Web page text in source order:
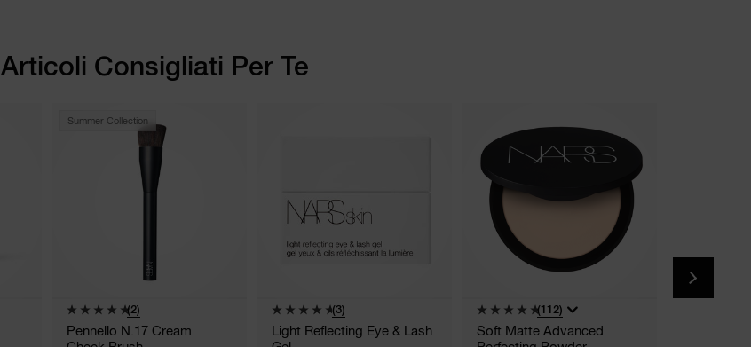
Articoli Consigliati Per Te
Summer Collection
(2)
Pennello N.17 Cream
(3)
Light Reflecting Eye & Lash
(112)
Soft Matte Advanced